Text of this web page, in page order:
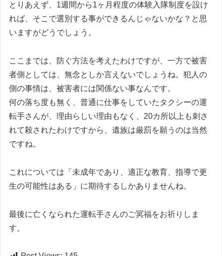
とりあえず、1週間から1ヶ月程度の体験入隊制度を設け
れば、そこで選別する事ができるんじゃないかな？と思
いますがどうでしょう。
ここまでは、防ぐ方法を考えたわけですが、一方で被害
者側としては、無念としか言えないでしょうね。犯人の
側の事情は、被害者には関係ない事なんです。
何の落ち度も無く、普通に仕事をしていたタクシーの運
転手さんが、理由らしい理由もなく、20カ所以上も刺さ
れて殺されたわけですから、遺族は厳罰を願うのは当然
ですね。
これについては「未成年であり、適正な教育、指導で更
生の可能性はある」に期待するしかありませんね。
最後に亡くなられた運転手さんのご冥福をお祈りしま
す。